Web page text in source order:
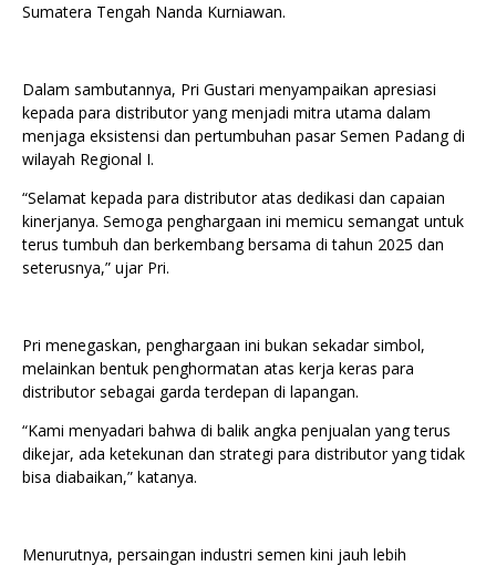
Sumatera Tengah Nanda Kurniawan.
Dalam sambutannya, Pri Gustari menyampaikan apresiasi
kepada para distributor yang menjadi mitra utama dalam
menjaga eksistensi dan pertumbuhan pasar Semen Padang di
wilayah Regional I.
“Selamat kepada para distributor atas dedikasi dan capaian
kinerjanya. Semoga penghargaan ini memicu semangat untuk
terus tumbuh dan berkembang bersama di tahun 2025 dan
seterusnya,” ujar Pri.
Pri menegaskan, penghargaan ini bukan sekadar simbol,
melainkan bentuk penghormatan atas kerja keras para
distributor sebagai garda terdepan di lapangan.
“Kami menyadari bahwa di balik angka penjualan yang terus
dikejar, ada ketekunan dan strategi para distributor yang tidak
bisa diabaikan,” katanya.
Menurutnya, persaingan industri semen kini jauh lebih